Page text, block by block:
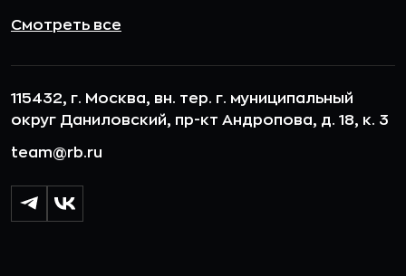
Смотреть все
115432, г. Москва, вн. тер. г. муниципальный
округ Даниловский, пр-кт Андропова, д. 18, к. 3
team@rb.ru